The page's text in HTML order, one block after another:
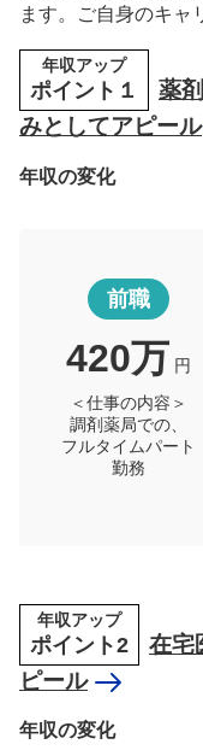
ます。ご自身のキャ
年収アップ
ポイント１
薬
みとしてアピール
年収の変化
前職
420万 円
＜仕事の内容＞
調剤薬局での、
フルタイムパート
勤務
年収アップ
ポイント2
在宅
ピール
年収の変化